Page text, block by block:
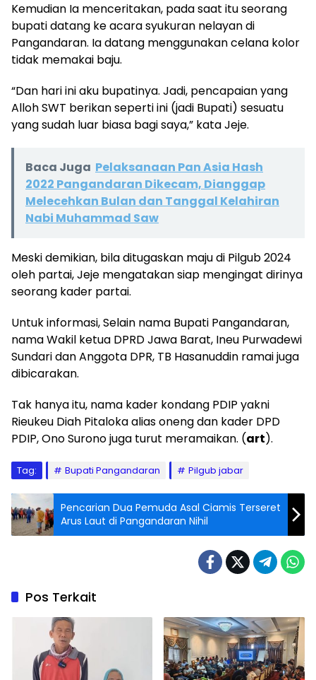
Kemudian Ia menceritakan, pada saat itu seorang
bupati datang ke acara syukuran nelayan di
Pangandaran. Ia datang menggunakan celana kolor
tidak memakai baju.
“Dan hari ini aku bupatinya. Jadi, pencapaian yang
Alloh SWT berikan seperti ini (jadi Bupati) sesuatu
yang sudah luar biasa bagi saya,” kata Jeje.
Baca Juga Pelaksanaan Pan Asia Hash
2022 Pangandaran Dikecam, Dianggap
Melecehkan Bulan dan Tanggal Kelahiran
Nabi Muhammad Saw
Meski demikian, bila ditugaskan maju di Pilgub 2024
oleh partai, Jeje mengatakan siap mengingat dirinya
seorang kader partai.
Untuk informasi, Selain nama Bupati Pangandaran,
nama Wakil ketua DPRD Jawa Barat, Ineu Purwadewi
Sundari dan Anggota DPR, TB Hasanuddin ramai juga
dibicarakan.
Tak hanya itu, nama kader kondang PDIP yakni
Rieukeu Diah Pitaloka alias oneng dan kader DPD
PDIP, Ono Surono juga turut meramaikan. (art).
Tag: Bupati Pangandaran Pilgub jabar
Pencarian Dua Pemuda Asal Ciamis Terseret
Arus Laut di Pangandaran Nihil
Pos Terkait